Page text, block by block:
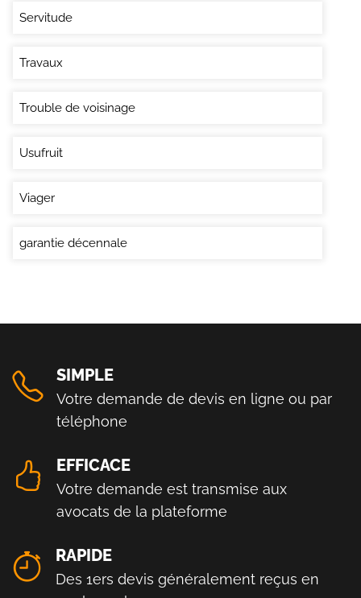
Servitude
Travaux
Trouble de voisinage
Usufruit
Viager
garantie décennale
SIMPLE
Votre demande de devis en ligne ou par
téléphone
EFFICACE
Votre demande est transmise aux
avocats de la plateforme
RAPIDE
Des 1ers devis généralement reçus en